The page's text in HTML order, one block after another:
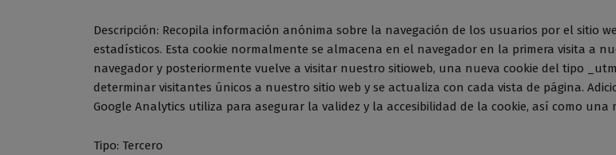
Descripción: Recopila información anónima sobre la navegación de los usuarios por el sitio
estadísticos. Esta cookie normalmente se almacena en el navegador en la primera visita a
navegador y posteriormente vuelve a visitar nuestro sitioweb, una nueva cookie del tipo
determinar visitantes únicos a nuestro sitio web y se actualiza con cada vista de página.
Google Analytics utiliza para asegurar la validez y la accesibilidad de la cookie, así como una
Tipo: Tercero